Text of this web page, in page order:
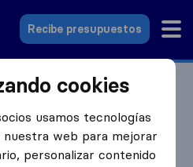
Recibe presupuestos
Santander Catradi
en
Google
cookies
usamos tecnologías
web para mejorar
personalizar contenido